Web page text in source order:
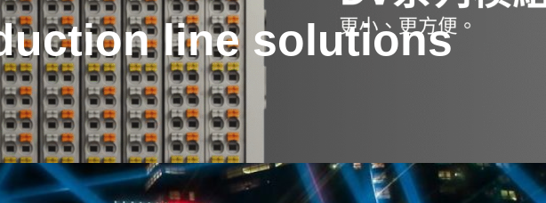
line solutions